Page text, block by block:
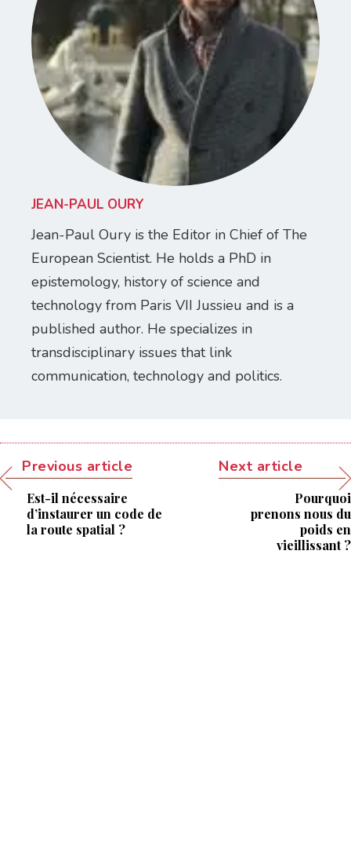
JEAN-PAUL OURY
Jean-Paul Oury is the Editor in Chief of The
European Scientist. He holds a PhD in
epistemology, history of science and
technology from Paris VII Jussieu and is a
published author. He specializes in
transdisciplinary issues that link
communication, technology and politics.
Previous article
Est-il nécessaire
d’instaurer un code de
la route spatial ?
Next article
Pourquoi
prenons nous du
poids en
vieillissant ?